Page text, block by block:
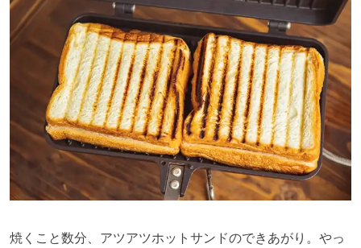
焼くこと数分、アツアツホットサンドのできあがり。やっ